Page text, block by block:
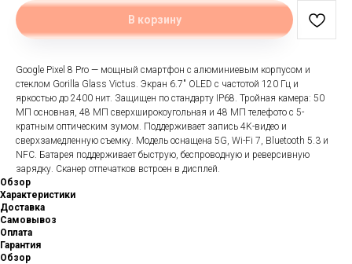
В корзину
Google Pixel 8 Pro — мощный смартфон с алюминиевым корпусом и
стеклом Gorilla Glass Victus. Экран 6.7" OLED с частотой 120 Гц и
яркостью до 2400 нит. Защищен по стандарту IP68. Тройная камера: 50
МП основная, 48 МП сверхширокоугольная и 48 МП телефото с 5-
кратным оптическим зумом. Поддерживает запись 4K-видео и
сверхзамедленную съемку. Модель оснащена 5G, Wi-Fi 7, Bluetooth 5.3 и
NFC. Батарея поддерживает быструю, беспроводную и реверсивную
зарядку. Сканер отпечатков встроен в дисплей.
Обзор
Характеристики
Доставка
Самовывоз
Оплата
Гарантия
Обзор